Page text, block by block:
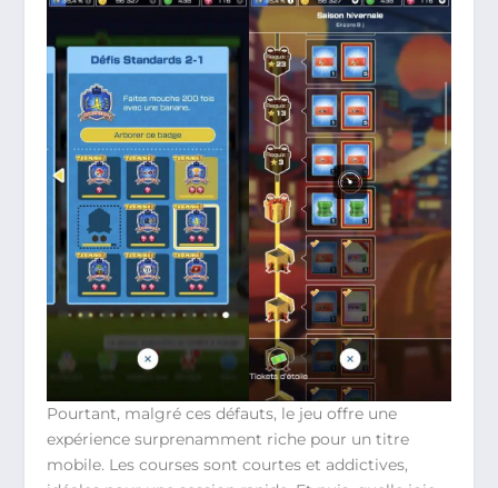
Pourtant, malgré ces défauts, le jeu offre une
expérience surprenamment riche pour un titre
mobile. Les courses sont courtes et addictives,